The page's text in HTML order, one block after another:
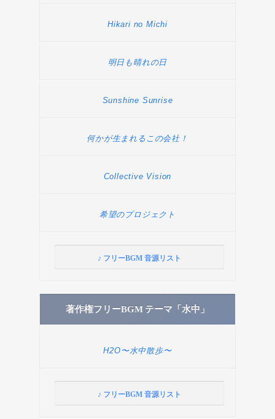
Hikari no Michi
明日も晴れの日
Sunshine Sunrise
何かが生まれるこの会社！
Collective Vision
希望のプロジェクト
♪ フリーBGM 音源リスト
著作権フリーBGM テーマ「水中」
H2O〜水中散歩〜
♪ フリーBGM 音源リスト